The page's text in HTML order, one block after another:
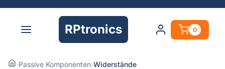
RPtronics 0
›Passive Komponenten›Widerstände